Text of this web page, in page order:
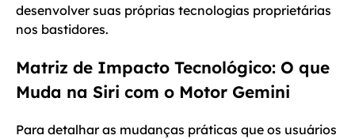
desenvolver suas próprias tecnologias proprietárias
nos bastidores.
Matriz de Impacto Tecnológico: O que
Muda na Siri com o Motor Gemini
Para detalhar as mudanças práticas que os usuários